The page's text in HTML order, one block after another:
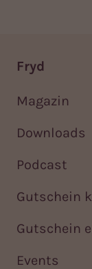
Fryd
Magazin
Downloads
Podcast
Gutschein
Gutschein
Events